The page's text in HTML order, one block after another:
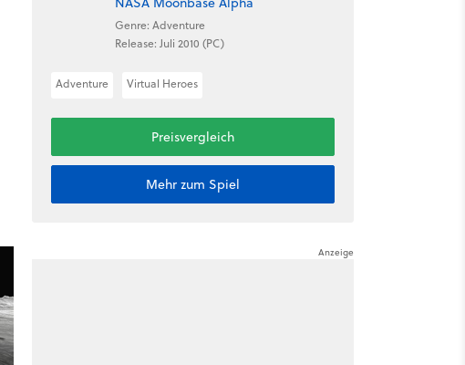
Genre: Adventure
Release: Juli 2010 (PC)
Adventure Virtual Heroes
Preisvergleich
Mehr zum Spiel